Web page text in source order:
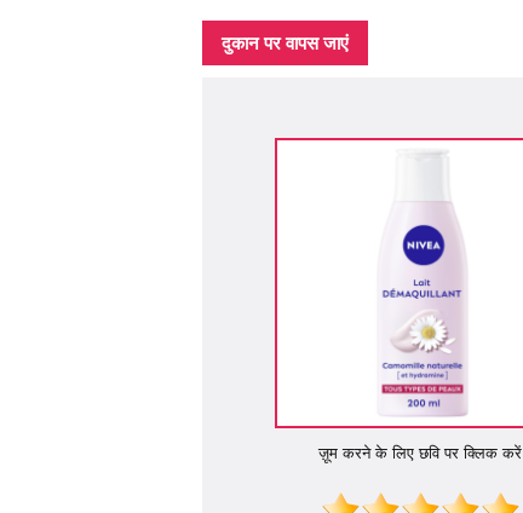
दुकान पर वापस जाएं
ज़ूम करने के लिए छवि पर क्लिक करें